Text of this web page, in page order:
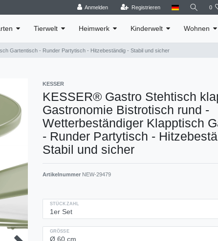
Anmelden Registrieren 0
Tierwelt Heimwerk Kinderwelt Wohnen
Gartentisch - Runder Partytisch - Hitzebeständig - Stabil und sicher
KESSER
KESSER® Gastro Stehtisch
Gastronomie Bistrotisch rund -
Wetterbeständiger Klapptisch
- Runder Partytisch -
Stabil und sicher
Artikelnummer NEW-29479
STÜCKZAHL
GRÖSSE